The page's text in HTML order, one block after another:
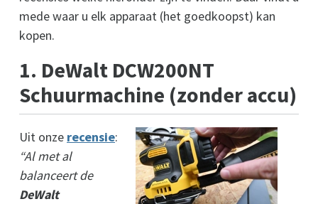
mede waar u elk apparaat (het goedkoopst) kan
kopen.
1. DeWalt DCW200NT
Schuurmachine (zonder accu)
Uit onze recensie:
“Al met al
balanceert de
DeWalt